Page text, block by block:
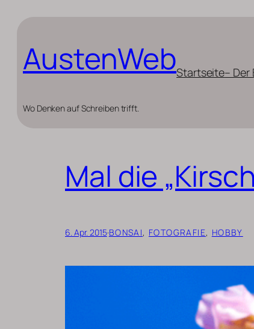
springen
AustenWeb
Wo Denken auf Schreiben trifft.
Startseite– Der
Mal die
6. Apr. 2015·BONSAI, FOTOGRAFIE, HOBBY